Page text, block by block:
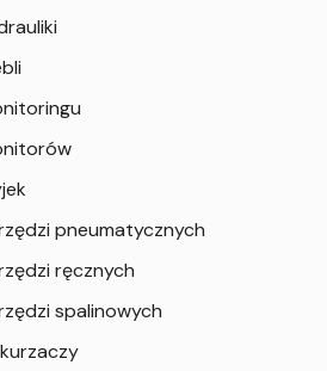
pneumatycznych
ręcznych
spalinowych